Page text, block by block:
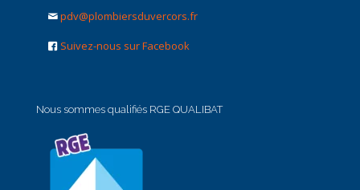
pdv@plombiersduvercors.fr
Suivez-nous sur Facebook
Nous sommes qualifiés RGE QUALIBAT